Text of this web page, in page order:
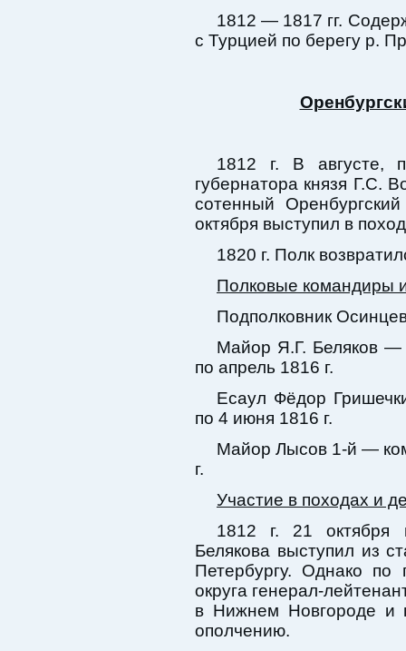
1812 — 1817 гг.
с Турцией по берегу р.
1812 г. В августе,
губернатора князя Г.С.
сотенный
октября выступил в
1820 г. Полк
Полковые командиры
Подполковник
Майор Я.Г. Беляков —
по апрель 1816 г.
Есаул Фёдор
по 4 июня 1816 г.
Майор Лысов 1-й —
г.
Участие в походах и
1812 г. 21 октября
Белякова выступил из
Петербургу. Однако по
округа генерал-
в Нижнем Новгороде и
ополчению.